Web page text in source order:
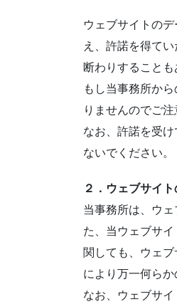
ウェブサイトの
え、許諾を得て
断わりすること
もし当事務所か
りませんのでご注
なお、許諾を受
ないでください。
２．ウェブサイ
当事務所は、ウ
た、当ウェブサ
関しても、ウェ
により万一何ら
なお、ウェブサ